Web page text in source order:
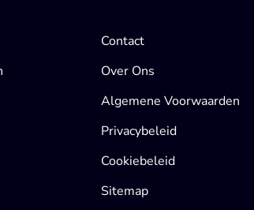
Contact
Over Ons
Algemene Voorwaarden
Privacybeleid
Cookiebeleid
Sitemap